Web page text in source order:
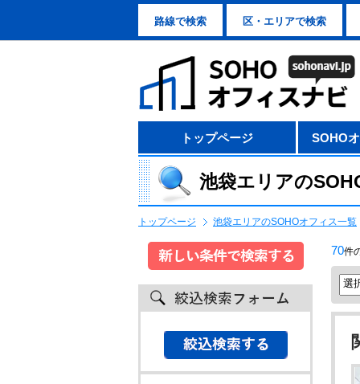
路線で検索 区・エリアで検索
トップページ SOHO
池袋エリアの
トップページ 池袋エリアのSOHOオフィス一覧
70件